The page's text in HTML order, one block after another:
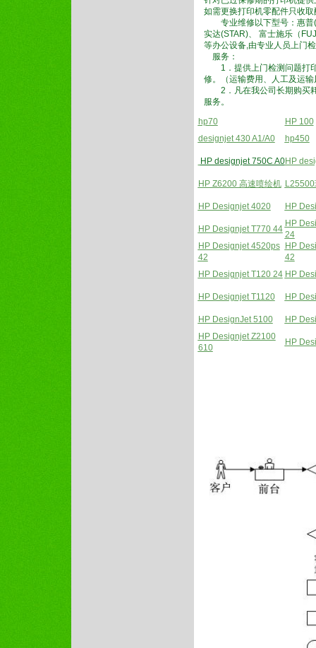
如需更换打印机零配件只收
专业维修以下型号：惠普
实达(STAR)、 富士施乐（
等办公设备,由专业人员上门
服务：
1．提供上门检测问题打印
修。（运输费用、人工及运
2．凡在我公司长期购买耗
服务。
hp70
HP 100
designjet 430 A1/A0
hp450
HP designjet 750C A0HP
HP Z6200 高速喷绘机
HP Designjet 4020 HP
HP Designjet T770 44
HP
24
HP Designjet 4520ps
42
HP
42
HP Designjet T120 24 HP
HP Designjet T1120 HP
HP DesignJet 5100
HP
HP Designjet Z2100
610
HP